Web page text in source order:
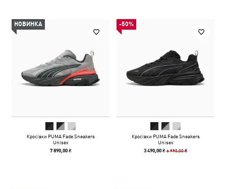
НОВИНКА
Кросівки PUMA Fade Sneakers
Unisex
7 890,00 ₴
-50%
Кросівки PUMA Fade Sneakers
Unisex
3 490,00 ₴6 990,00 ₴